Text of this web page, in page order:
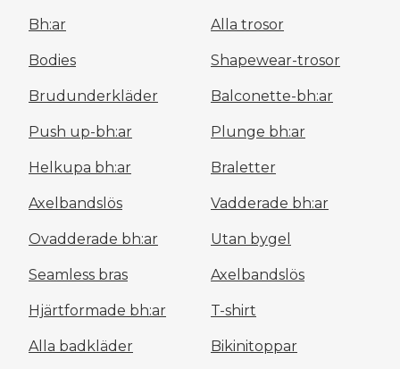
Bh:ar Alla trosor
Bodies Shapewear-trosor
Brudunderkläder Balconette-bh:ar
Push up-bh:ar Plunge bh:ar
Helkupa bh:ar Braletter
Axelbandslös Vadderade bh:ar
Ovadderade bh:ar Utan bygel
Seamless bras Axelbandslös
Hjärtformade bh:ar T-shirt
Alla badkläder Bikinitoppar